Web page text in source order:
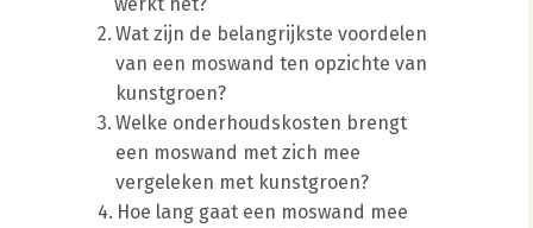
Wat zijn de belangrijkste voordelen
van een moswand ten opzichte van
kunstgroen?
Welke onderhoudskosten brengt
een moswand met zich mee
vergeleken met kunstgroen?
Hoe lang gaat een moswand mee